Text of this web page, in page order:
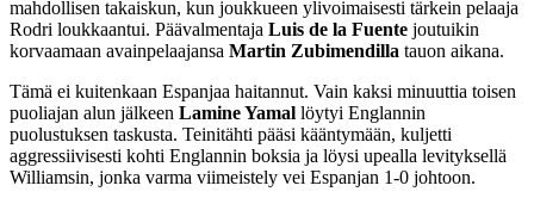
mahdollisen takaiskun, kun joukkueen ylivoimaisesti tärkein pelaaja
Rodri loukkaantui. Päävalmentaja Luis de la Fuente joutuikin
korvaamaan avainpelaajansa Martin Zubimendilla tauon aikana.
Tämä ei kuitenkaan Espanjaa haitannut. Vain kaksi minuuttia toisen
puoliajan alun jälkeen Lamine Yamal löytyi Englannin
puolustuksen taskusta. Teinitähti pääsi kääntymään, kuljetti
aggressiivisesti kohti Englannin boksia ja löysi upealla levityksellä
Williamsin, jonka varma viimeistely vei Espanjan 1-0 johtoon.